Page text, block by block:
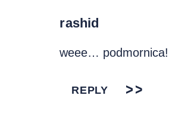
rashid
weee…
REPLY